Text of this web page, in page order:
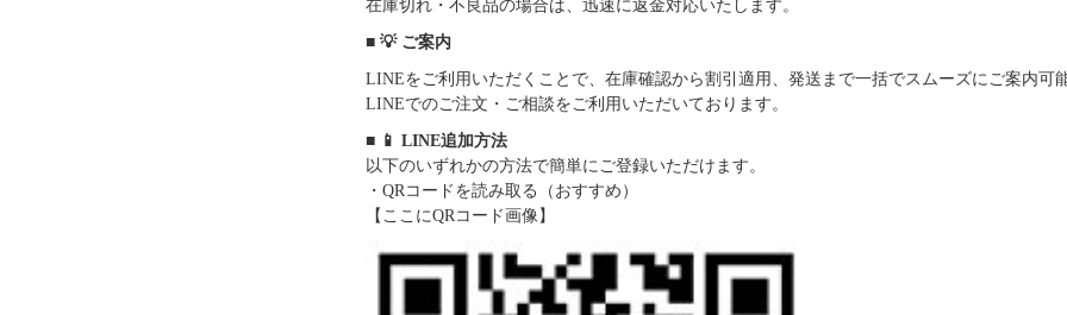
在庫切れ・不良品の場合は、迅速に返金対応いたします。
■ 💡 ご案内
LINEをご利用いただくことで、在庫確認から割引適用、発送まで一括でスムーズにご案内可
LINEでのご注文・ご相談をご利用いただいております。
■ 📱 LINE追加方法
以下のいずれかの方法で簡単にご登録いただけます。
・QRコードを読み取る（おすすめ）
【ここにQRコード画像】